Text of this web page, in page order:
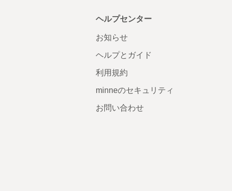
ヘルプセンター
お知らせ
ヘルプとガイド
利用規約
minneのセキュリティ
お問い合わせ